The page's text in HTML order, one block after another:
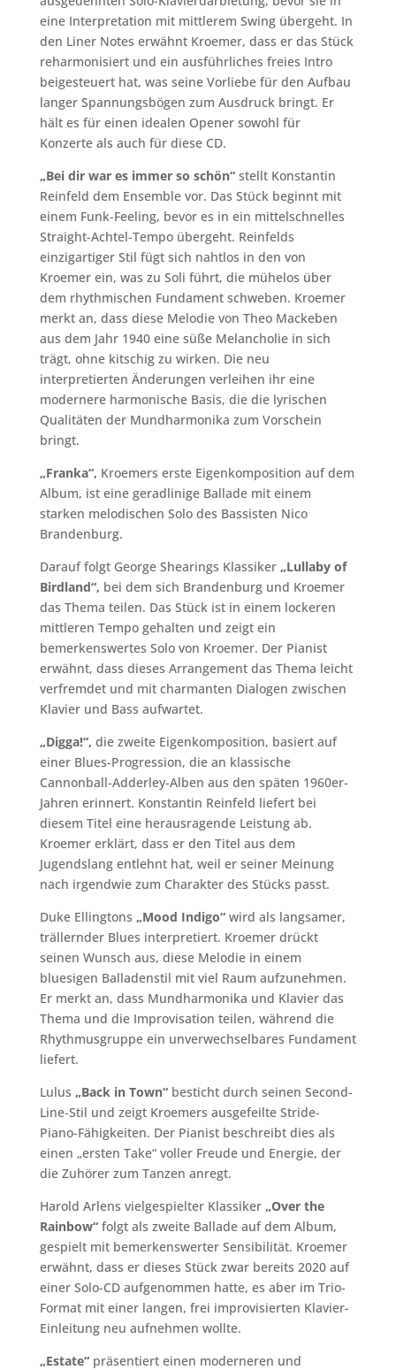
eine Interpretation mit mittlerem Swing übergeht. In
den Liner Notes erwähnt Kroemer, dass er das Stück
reharmonisiert und ein ausführliches freies Intro
beigesteuert hat, was seine Vorliebe für den Aufbau
langer Spannungsbögen zum Ausdruck bringt. Er
hält es für einen idealen Opener sowohl für
Konzerte als auch für diese CD.
„Bei dir war es immer so schön“stellt Konstantin
Reinfeld dem Ensemble vor. Das Stück beginnt mit
einem Funk-Feeling, bevor es in ein mittelschnelles
Straight-Achtel-Tempo übergeht. Reinfelds
einzigartiger Stil fügt sich nahtlos in den von
Kroemer ein, was zu Soli führt, die mühelos über
dem rhythmischen Fundament schweben. Kroemer
merkt an, dass diese Melodie von Theo Mackeben
aus dem Jahr 1940 eine süße Melancholie in sich
trägt, ohne kitschig zu wirken. Die neu
interpretierten Änderungen verleihen ihr eine
modernere harmonische Basis, die die lyrischen
Qualitäten der Mundharmonika zum Vorschein
bringt.
„Franka“, Kroemers erste Eigenkomposition auf dem
Album, ist eine geradlinige Ballade mit einem
starken melodischen Solo des Bassisten Nico
Brandenburg.
Darauf folgt George Shearings Klassiker „Lullaby of
Birdland“, bei dem sich Brandenburg und Kroemer
das Thema teilen. Das Stück ist in einem lockeren
mittleren Tempo gehalten und zeigt ein
bemerkenswertes Solo von Kroemer. Der Pianist
erwähnt, dass dieses Arrangement das Thema leicht
verfremdet und mit charmanten Dialogen zwischen
Klavier und Bass aufwartet.
„Digga!“, die zweite Eigenkomposition, basiert auf
einer Blues-Progression, die an klassische
Cannonball-Adderley-Alben aus den späten 1960er-
Jahren erinnert. Konstantin Reinfeld liefert bei
diesem Titel eine herausragende Leistung ab.
Kroemer erklärt, dass er den Titel aus dem
Jugendslang entlehnt hat, weil er seiner Meinung
nach irgendwie zum Charakter des Stücks passt.
Duke Ellingtons „Mood Indigo“wird als langsamer,
trällernder Blues interpretiert. Kroemer drückt
seinen Wunsch aus, diese Melodie in einem
bluesigen Balladenstil mit viel Raum aufzunehmen.
Er merkt an, dass Mundharmonika und Klavier das
Thema und die Improvisation teilen, während die
Rhythmusgruppe ein unverwechselbares Fundament
liefert.
Lulus „Back in Town“besticht durch seinen Second-
Line-Stil und zeigt Kroemers ausgefeilte Stride-
Piano-Fähigkeiten. Der Pianist beschreibt dies als
einen „ersten Take“ voller Freude und Energie, der
die Zuhörer zum Tanzen anregt.
Harold Arlens vielgespielter Klassiker „Over the
Rainbow“folgt als zweite Ballade auf dem Album,
gespielt mit bemerkenswerter Sensibilität. Kroemer
erwähnt, dass er dieses Stück zwar bereits 2020 auf
einer Solo-CD aufgenommen hatte, es aber im Trio-
Format mit einer langen, frei improvisierten Klavier-
Einleitung neu aufnehmen wollte.
„Estate“präsentiert einen moderneren und